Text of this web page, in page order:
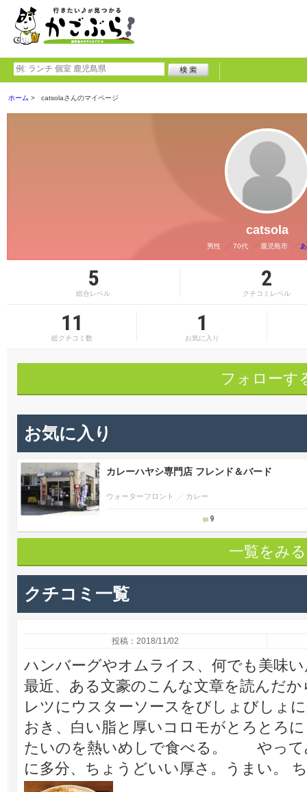
ホーム catsolaさんのマイページ
catsola
男性 70代 鹿児島市
5
総合レベル
2
クチコミレベル
11
総クチコミ数
1
お気に入り
フォローす
お気に入り
カレーハヤシ専門店 フレンド＆バード
ウォーターフロント カレー
9
一覧をみる
クチコミ一覧
投稿：2018/11/02
ハンバーグやオムライス、何でも美味
最近、ある文豪のこんな文章を読んだ
レツにウスターソースをびしょびしょ
おき、白い脂と厚いコロモがとろとろ
たいのを熱いめしで食べる。 やって
に多分、ちょうどいい厚さ。うまい。